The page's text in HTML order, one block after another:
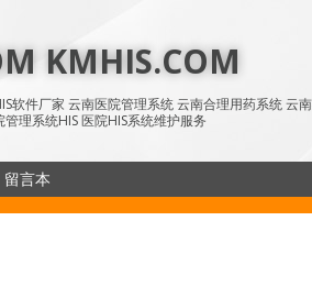
KMHIS.COM
软件厂家 云南医院管理系统 云南合理用药系统 云
理系统HIS 医院HIS系统维护服务
留言本